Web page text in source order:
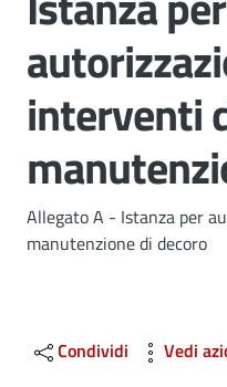
interventi
Dettagli
Allegato A - Istanza per
manutenzione di decoro
Condividi Vedi